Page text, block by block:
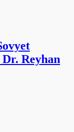
Reyhan